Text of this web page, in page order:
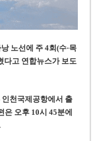
노선에 주 4회(수·목
다고 연합뉴스가 보도
천국제공항에서 출
오후 10시 45분에